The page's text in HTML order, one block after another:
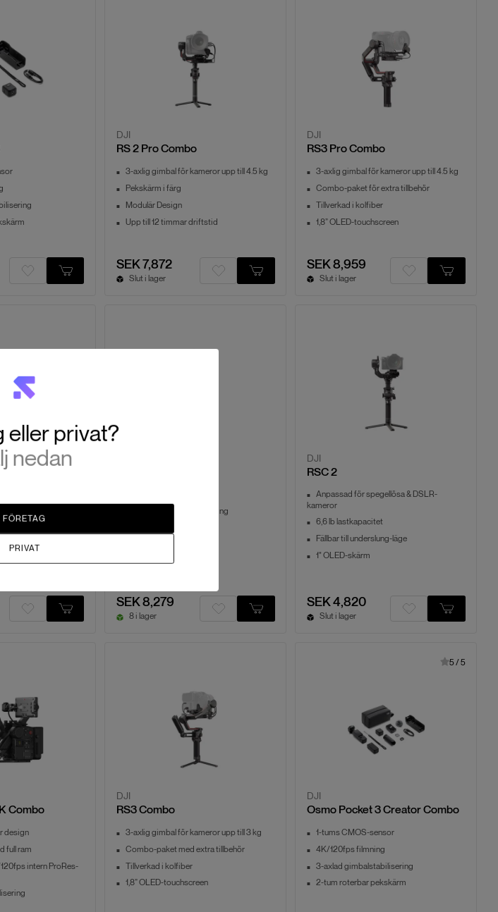
DJI
RS 2 Pro Combo
3-axlig gimbal för kameror upp till 4.5 kg
Pekskärm i färg
Modulär Design
Upp till 12 timmar driftstid
SEK 7,872
Slut i lager
DJI
RS3 Pro Combo
3-axlig gimbal för kameror upp till 4.5 kg
Combo-paket för extra tillbehör
Tillverkad i kolfiber
1,8” OLED-touchscreen
SEK 8,959
Slut i lager
Motor
2:a gen
2:a gen vertikal fotografering
SEK 8,279
8 i lager
DJI
RSC 2
Anpassad för spegellösa & DSLR-
kameror
6,6 lb lastkapacitet
Fällbar till underslung-läge
1" OLED-skärm
SEK 4,820
Slut i lager
Combo
design
full ram
intern ProRes-
DJI
RS3 Combo
3-axlig gimbal för kameror upp till 3 kg
Combo-paket med extra tillbehör
Tillverkad i kolfiber
1,8” OLED-touchscreen
5 /5
DJI
Osmo Pocket 3 Creator Combo
1-tums CMOS-sensor
4K/120fps filmning
3-axlad gimbalstabilisering
2-tum roterbar pekskärm
eller privat?
nedan
FÖRETAG
PRIVAT